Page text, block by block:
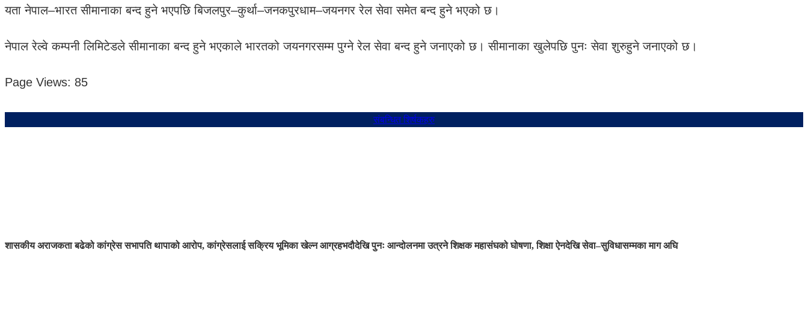
यता नेपाल–भारत सीमानाका बन्द हुने भएपछि बिजलपुर–कुर्था–जनकपुरधाम–जयनगर रेल सेवा समेत बन्द हुने भएको छ।
नेपाल रेल्वे कम्पनी लिमिटेडले सीमानाका बन्द हुने भएकाले भारतको जयनगरसम्म पुग्ने रेल सेवा बन्द हुने जनाएको छ। सीमानाका खुलेपछि पुनः सेवा शुरुहुने जनाएको छ।
Page Views: 85
संबन्धित शिर्षकहरु
शासकीय अराजकता बढेको कांग्रेस सभापति थापाको आरोप, कांग्रेसलाई सक्रिय भूमिका खेल्न आग्रहभदौदेखि पुनः आन्दोलनमा उत्रने शिक्षक महासंघको घोषणा, शिक्षा ऐनदेखि सेवा–सुविधासम्मका माग अघि